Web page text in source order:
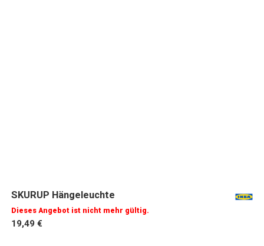
SKURUP Hängeleuchte
Dieses Angebot ist nicht mehr gültig.
19,49 €